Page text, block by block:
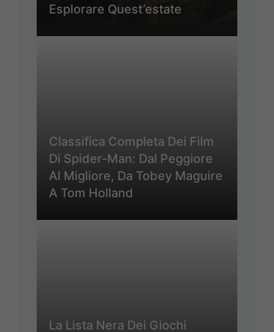
Esplorare Quest’estate
Classifica Completa Dei Film
Di Spider-Man: Dal Peggiore
Al Migliore, Da Tobey Maguire
A Tom Holland
La Lista Nera Dei Giochi